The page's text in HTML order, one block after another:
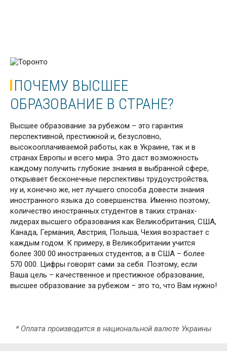
ПОЧЕМУ ВЫСШЕЕ
ОБРАЗОВАНИЕ В СТРАНЕ?
Высшее образование за рубежом – это гарантия
перспективной, престижной и, безусловно,
высокооплачиваемой работы, как в Украине, так и в
странах Европы и всего мира. Это даст возможность
каждому получить глубокие знания в выбранной сфере,
открывает бесконечные перспективы трудоустройства,
ну и, конечно же, нет лучшего способа довести знания
иностранного языка до совершенства. Именно поэтому,
количество иностранных студентов в таких странах-
лидерах высшего образования как Великобритания, США,
Канада, Германия, Австрия, Польша, Чехия возрастает с
каждым годом. К примеру, в Великобритании учится
более 300 00 иностранных студентов, а в США – более
570 000. Цифры говорят сами за себя. Поэтому, если
Ваша цель – качественное и престижное образование,
высшее образование за рубежом – это то, что Вам нужно!
* Оплата производится в национальной валюте Украины